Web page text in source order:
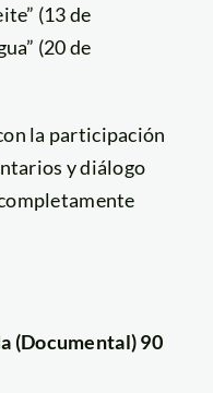
(13 de
(20 de
la participación
y diálogo
(Documental) 90